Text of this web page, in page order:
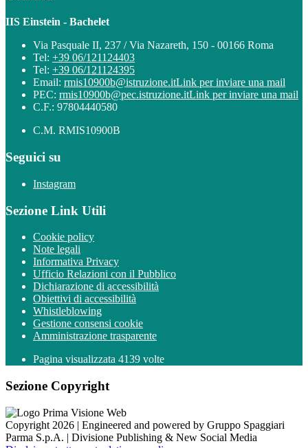
IIS Einstein - Bachelet
Via Pasquale II, 237 / Via Nazareth, 150 - 00166 Roma
Tel: +39 06/121124403
Tel: +39 06/121124395
Email: rmis10900b@istruzione.itLink per inviare una mail
PEC: rmis10900b@pec.istruzione.itLink per inviare una mail
C.F.: 97804440580
C.M. RMIS10900B
Seguici su
Instagram
Sezione Link Utili
Cookie policy
Note legali
Informativa Privacy
Ufficio Relazioni con il Pubblico
Dichiarazione di accessibilità
Obiettivi di accessibilità
Whistleblowing
Gestione consensi cookie
Amministrazione trasparente
Pagina visualizzata 4139 volte
Sezione Copyright
Copyright 2026 | Engineered and powered by Gruppo Spaggiari
Parma S.p.A. | Divisione Publishing & New Social Media